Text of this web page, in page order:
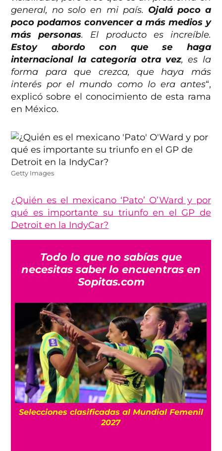
general, no solo en mi país. Ojalá poco a
poco podamos convencer a más medios y
más personas. El producto es increíble.
Estoy abordo con que se haga
internacional la categoría otra vez, es la
forma para que crezca, que haya más
interés por el mundo como lo era antes“,
explicó sobre el conocimiento de esta rama
en México.
Getty Images
¿Quién es el mexicano ‘Pato’ O’Ward y por
qué es importante su triunfo en el GP de
Detroit en la IndyCar?
Todo lo que no sabías que
necesitas saber lo encuentras en
Sopitas.com
Selecciones clasificadas al Mundial Femenil
2027